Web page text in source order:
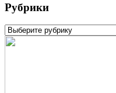
Рубрики
Рубрики